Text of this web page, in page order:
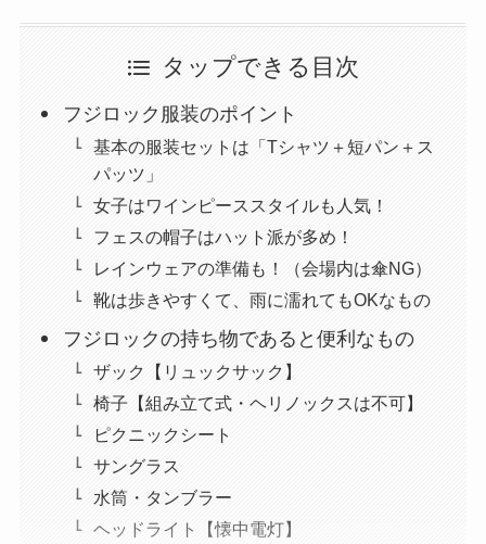
タップできる目次
フジロック服装のポイント
基本の服装セットは「Tシャツ＋短パン＋ス
パッツ」
女子はワインピーススタイルも人気！
フェスの帽子はハット派が多め！
レインウェアの準備も！（会場内は傘NG）
靴は歩きやすくて、雨に濡れてもOKなもの
フジロックの持ち物であると便利なもの
ザック【リュックサック】
椅子【組み立て式・ヘリノックスは不可】
ピクニックシート
サングラス
水筒・タンブラー
ヘッドライト【懐中電灯】